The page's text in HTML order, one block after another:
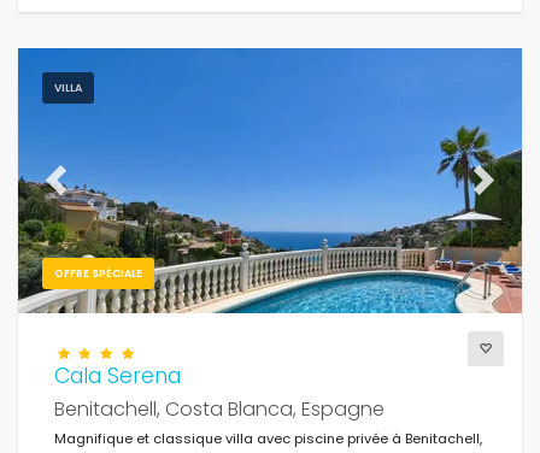
VILLA
OFFRE SPÉCIALE
Previous Next
Cala Serena
Benitachell, Costa Blanca, Espagne
Magnifique et classique villa avec piscine privée à Benitachell,